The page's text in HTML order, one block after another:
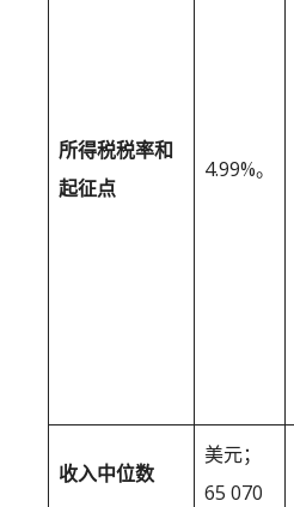
所得税税率和
起征点
4.99%。
收入中位数
美元；
65 070